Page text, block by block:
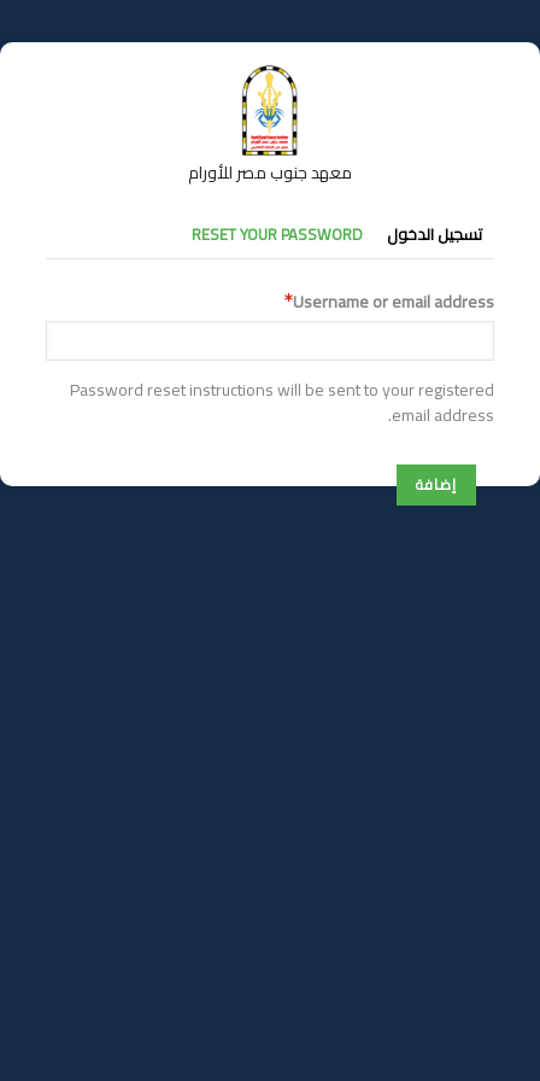
إلى
المحتوى
معهد جنوب مصر للأورام
التبويبات
الأساسية
تسجيل الدخول RESET YOUR PASSWORD
Username or email address
Password reset instructions will be sent to your registered
email address.